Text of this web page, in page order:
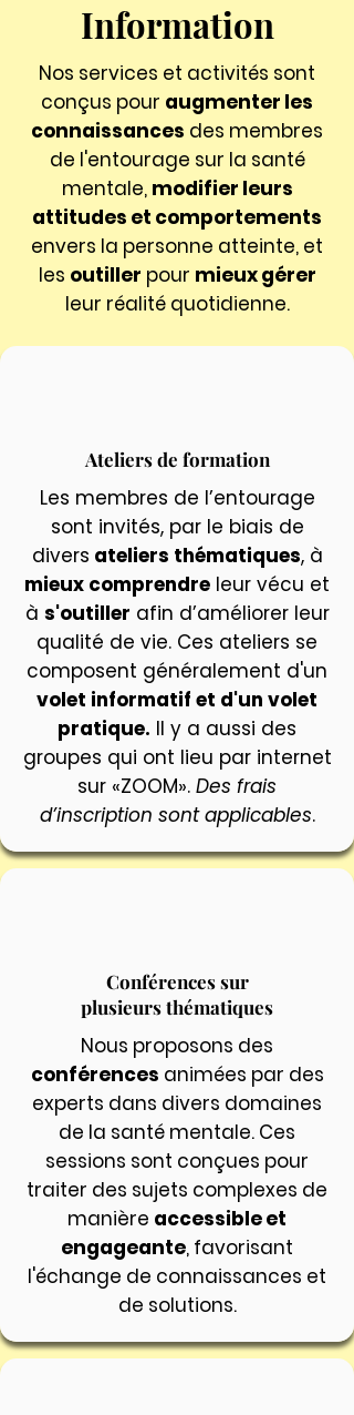
Information
Nos services et activités sont
conçus pour augmenter les
connaissances des membres
de l'entourage sur la santé
mentale, modifier leurs
attitudes et comportements
envers la personne atteinte, et
les outiller pour mieux gérer
leur réalité quotidienne.
Ateliers de formation
Les membres de l’entourage
sont invités, par le biais de
divers ateliers thématiques, à
mieux comprendre leur vécu et
à s'outiller afin d’améliorer leur
qualité de vie. Ces ateliers se
composent généralement d'un
volet informatif et d'un volet
pratique. Il y a aussi des
groupes qui ont lieu par internet
sur «ZOOM». Des frais
d’inscription sont applicables.
Conférences sur
plusieurs thématiques
Nous proposons des
conférences animées par des
experts dans divers domaines
de la santé mentale. Ces
sessions sont conçues pour
traiter des sujets complexes de
manière accessible et
engageante, favorisant
l'échange de connaissances et
de solutions.